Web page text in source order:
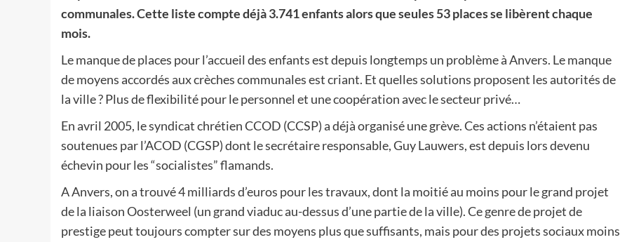
communales. Cette liste compte déjà 3.741 enfants alors que seules 53 places se libèrent chaque
mois.
Le manque de places pour l’accueil des enfants est depuis longtemps un problème à Anvers. Le manque
de moyens accordés aux crèches communales est criant. Et quelles solutions proposent les autorités de
la ville ? Plus de flexibilité pour le personnel et une coopération avec le secteur privé…
En avril 2005, le syndicat chrétien CCOD (CCSP) a déjà organisé une grève. Ces actions n’étaient pas
soutenues par l’ACOD (CGSP) dont le secrétaire responsable, Guy Lauwers, est depuis lors devenu
échevin pour les “socialistes” flamands.
A Anvers, on a trouvé 4 milliards d’euros pour les travaux, dont la moitié au moins pour le grand projet
de la liaison Oosterweel (un grand viaduc au-dessus d’une partie de la ville). Ce genre de projet de
prestige peut toujours compter sur des moyens plus que suffisants, mais pour des projets sociaux moins